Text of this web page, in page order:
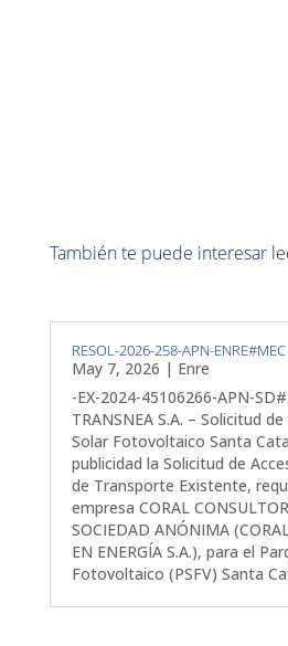
También te puede interesar
RESOL-2026-258-APN-ENRE#MEC
May 7, 2026 | Enre
-EX-2024-45106266-APN-
TRANSNEA S.A. – Solicitud
Solar Fotovoltaico Santa
publicidad la Solicitud de
de Transporte Existente,
empresa CORAL
SOCIEDAD ANÓNIMA
EN ENERGÍA S.A.), para el
Fotovoltaico (PSFV) Santa